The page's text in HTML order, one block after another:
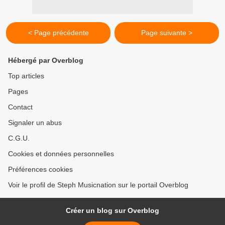
< Page précédente Page suivante >
Hébergé par Overblog
Top articles
Pages
Contact
Signaler un abus
C.G.U.
Cookies et données personnelles
Préférences cookies
Voir le profil de Steph Musicnation sur le portail Overblog
Créer un blog sur Overblog